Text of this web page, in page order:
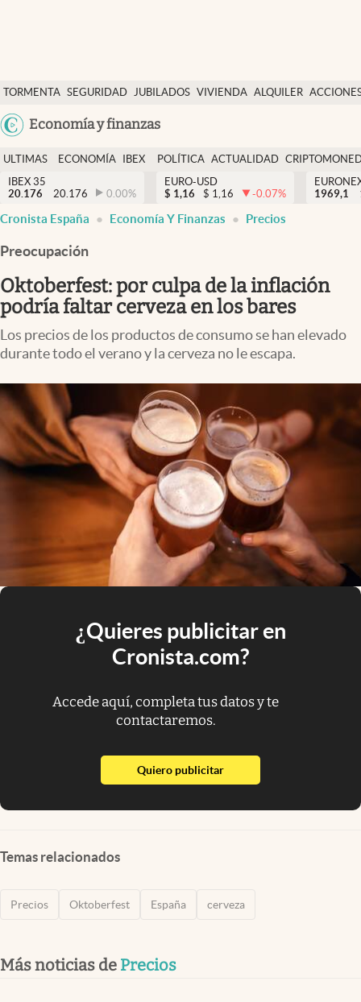
TORMENTA SEGURIDAD JUBILADOS VIVIENDA ALQUILER
USA
Economía y finanzas
Economía y finanzas
Política
Actualidad
Criptomonedas
España
ULTIMAS
NOTICIAS
ECONOMÍA
FINANZAS
IBEX
EURO
POLÍTICA ACTUALIDAD
IBEX 35
20.176
20.176 0.00%
EURO-USD
$ 1,16 $ 1,16 -0.07%
1969,1
Cronista España Economía Y Finanzas Precios
Preocupación
Oktoberfest: por culpa de la inflación
podría faltar cerveza en los bares
Los precios de los productos de consumo se han elevado
durante todo el verano y la cerveza no le escapa.
¿Quieres publicitar en
Cronista.com?
Accede aquí, completa tus datos y te
contactaremos.
Quiero publicitarabre en nueva pestaña
Temas relacionados
Precios Oktoberfest España cerveza
Más noticias de Precios